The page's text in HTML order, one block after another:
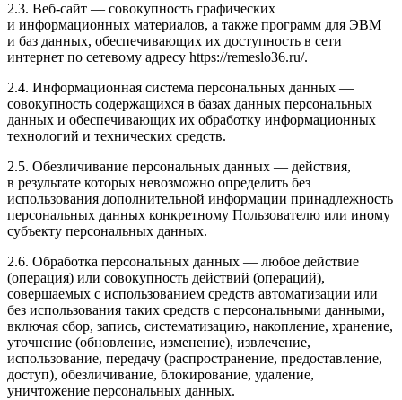
2.3. Веб-сайт — совокупность графических
и информационных материалов, а также программ для ЭВМ
и баз данных, обеспечивающих их доступность в сети
интернет по сетевому адресу https://remeslo36.ru/.
2.4. Информационная система персональных данных —
совокупность содержащихся в базах данных персональных
данных и обеспечивающих их обработку информационных
технологий и технических средств.
2.5. Обезличивание персональных данных — действия,
в результате которых невозможно определить без
использования дополнительной информации принадлежность
персональных данных конкретному Пользователю или иному
субъекту персональных данных.
2.6. Обработка персональных данных — любое действие
(операция) или совокупность действий (операций),
совершаемых с использованием средств автоматизации или
без использования таких средств с персональными данными,
включая сбор, запись, систематизацию, накопление, хранение,
уточнение (обновление, изменение), извлечение,
использование, передачу (распространение, предоставление,
доступ), обезличивание, блокирование, удаление,
уничтожение персональных данных.